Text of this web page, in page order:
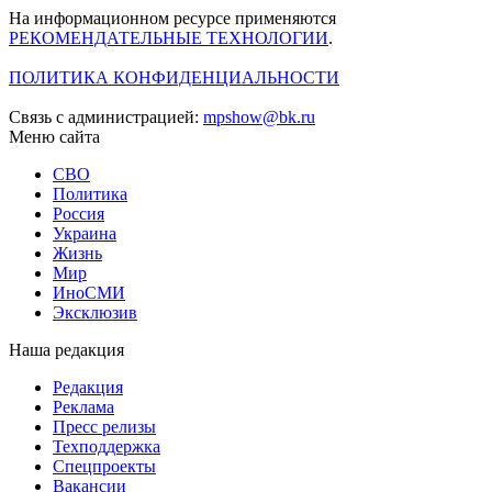
На информационном ресурсе применяются
РЕКОМЕНДАТЕЛЬНЫЕ ТЕХНОЛОГИИ.
ПОЛИТИКА КОНФИДЕНЦИАЛЬНОСТИ
Связь с администрацией: mpshow@bk.ru
Меню сайта
СВО
Политика
Россия
Украина
Жизнь
Мир
ИноСМИ
Эксклюзив
Наша редакция
Редакция
Реклама
Пресс релизы
Техподдержка
Спецпроекты
Вакансии